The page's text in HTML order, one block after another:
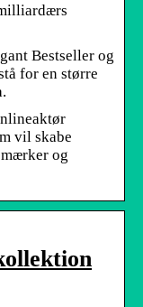
Bestseller og
for en større
vil skabe
og